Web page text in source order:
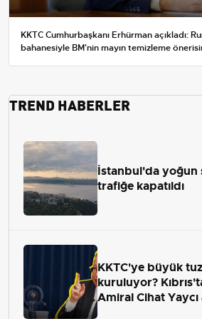
KKTC Cumhurbaşkanı Erhürman açıkladı:
bahanesiyle BM'nin mayın temizleme
TREND HABERLER
İstanbul'da yoğun
trafiğe kapatıldı
KKTC'ye büyük
kuruluyor?
Amiral Cihat Yaycı